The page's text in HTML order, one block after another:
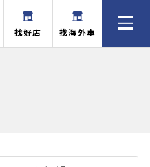
找好店 找海外車